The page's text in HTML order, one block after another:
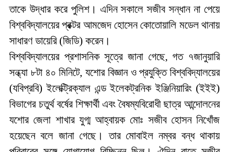
তাকে উদ্ধার করে পুলিশ। এদিন সকালেসজীবসন্ধান না পেয়ে
বিশ্ববিদ্যালয়ের প্রক্টর আমজেদ হোসেন কোতোয়ালি মডেল থানায়
সাধারণ ডায়েরি(জিডি) করেন।
বিশ্ববিদ্যালয়ের প্রশাসনিক সূত্রে জানা গেছে, গত ৭জানুয়ারি
সন্ধ্যা ৮টা ৪০ মিনিটে, যশোর বিজ্ঞান ও প্রযুক্তি বিশ্ববিদ্যালয়ের
(যবিপ্রবি) ইলেক্ট্রিক্যাল এন্ড ইলেকট্রনিক ইঞ্জিনিয়ারিং (ইইই)
বিভাগের চতুর্থ বর্ষের শিক্ষার্থী এবং বৈষম্যবিরোধী ছাত্র আন্দোলনের
যশোর জেলা শাখার যুগ্ম আহ্বায়ক মোঃ সজীব হোসন নিখোঁজ
হয়েছেন বলে জানা গেছে। তার মোবাইল নম্বর বন্ধ থাকায়